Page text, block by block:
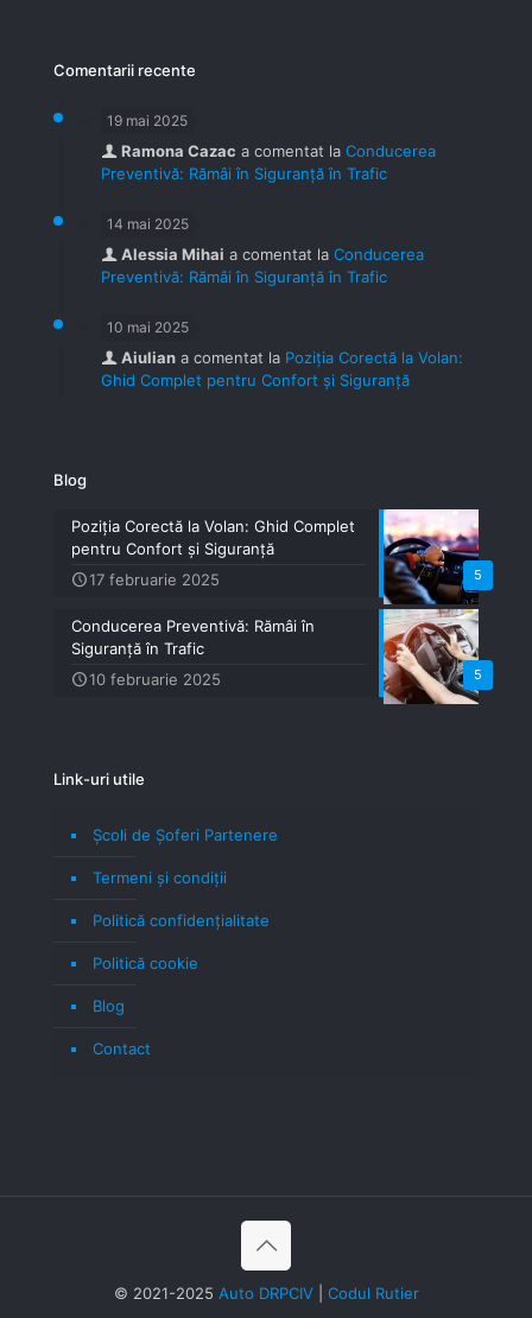
Comentarii recente
19 mai 2025
Ramona Cazac a comentat la Conducerea
Preventivă: Rămâi în Siguranță în Trafic
14 mai 2025
Alessia Mihai a comentat la Conducerea
Preventivă: Rămâi în Siguranță în Trafic
10 mai 2025
Aiulian a comentat la Poziția Corectă la Volan:
Ghid Complet pentru Confort și Siguranță
Blog
5
Poziția Corectă la Volan: Ghid Complet
pentru Confort și Siguranță
17 februarie 2025
5
Conducerea Preventivă: Rămâi în
Siguranță în Trafic
10 februarie 2025
Link-uri utile
Școli de Șoferi Partenere
Termeni şi condiţii
Politică confidenţialitate
Politică cookie
Blog
Contact
© 2021-2025 Auto DRPCIV| Codul Rutier